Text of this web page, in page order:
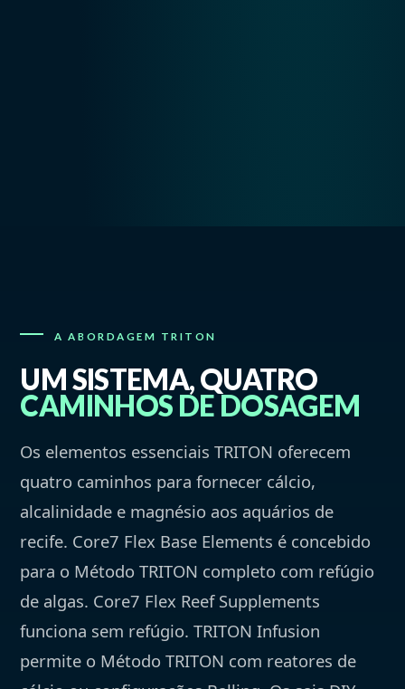
A ABORDAGEM TRITON
UM SISTEMA, QUATRO
CAMINHOS DE DOSAGEM
Os elementos essenciais TRITON oferecem
quatro caminhos para fornecer cálcio,
alcalinidade e magnésio aos aquários de
recife. Core7 Flex Base Elements é concebido
para o Método TRITON completo com refúgio
de algas. Core7 Flex Reef Supplements
funciona sem refúgio. TRITON Infusion
permite o Método TRITON com reatores de